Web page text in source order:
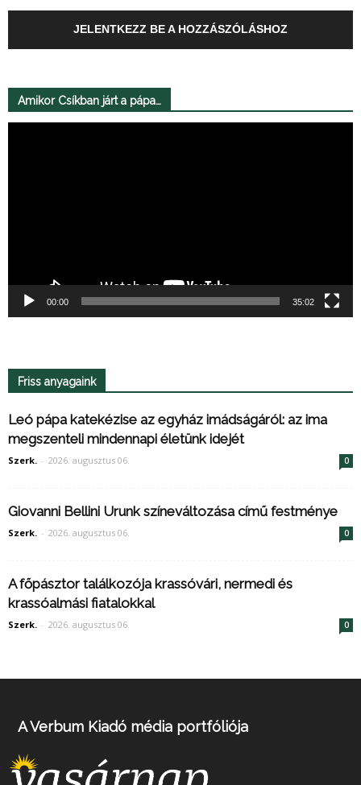
JELENTKEZZ BE A HOZZÁSZÓLÁSHOZ
Amikor Csíkban járt a pápa…
00:00 35:02
Friss anyagaink
Leó pápa katekézise az egyház imádságáról: az ima
megszenteli mindennapi életünk idejét
Szerk. - 2026. augusztus 06. 0
Giovanni Bellini Urunk színeváltozása című festménye
Szerk. - 2026. augusztus 06. 0
A főpásztor találkozója krassóvári, nermedi és
krassóalmási fiatalokkal
Szerk. - 2026. augusztus 06. 0
A Verbum Kiadó média portfóliója